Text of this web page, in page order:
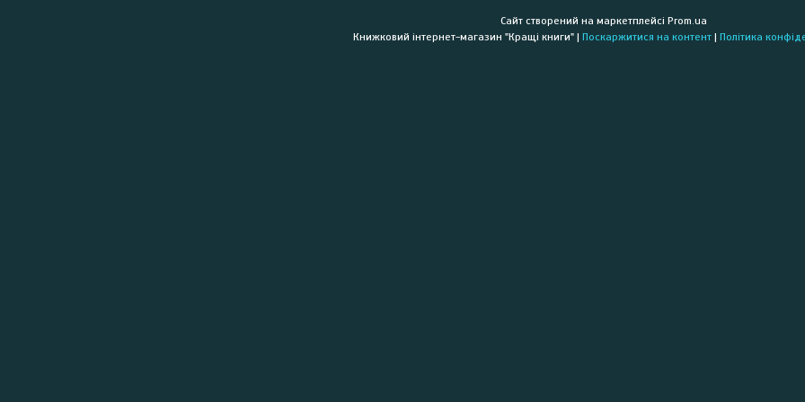
Сайт створений на маркетплейсі Prom.ua
Книжковий інтернет-магазин "Кращі книги" | Поскаржитися на контент | Політика